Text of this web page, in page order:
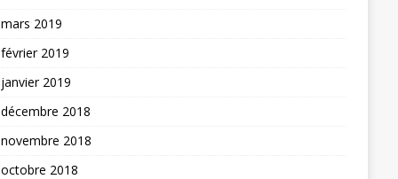
mars 2019
février 2019
janvier 2019
décembre 2018
novembre 2018
octobre 2018